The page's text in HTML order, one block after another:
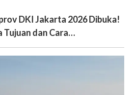
DKI Jakarta 2026 Dibuka!
Tujuan dan Cara